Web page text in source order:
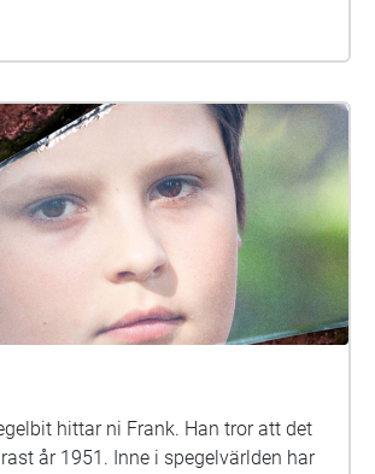
hittar ni Frank. Han tror att det
Inne i spegelvärlden har